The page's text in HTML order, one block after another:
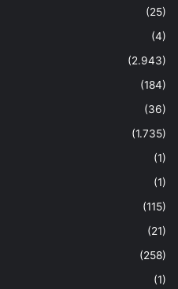
(25)
(4)
(2.943)
(184)
(36)
(1.735)
(1)
(1)
(115)
(21)
(258)
(1)